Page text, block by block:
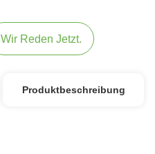
Wir Reden Jetzt.
Produktbeschreibung